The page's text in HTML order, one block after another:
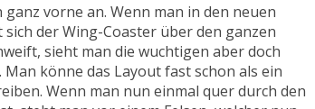
vorne an. Wenn man in den neuen
der Wing-Coaster über den ganzen
sieht man die wuchtigen aber doch
könne das Layout fast schon als ein
Wenn man nun einmal quer durch den